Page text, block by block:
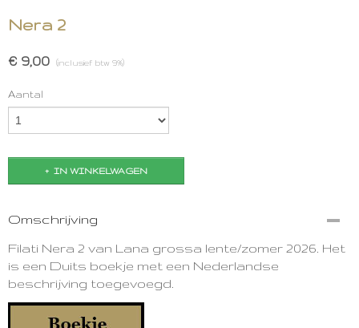
Nera 2
€ 9,00 (inclusief btw 9%)
Aantal
IN WINKELWAGEN
Omschrijving
Filati Nera 2 van Lana grossa lente/zomer 2026. Het
is een Duits boekje met een Nederlandse
beschrijving toegevoegd.